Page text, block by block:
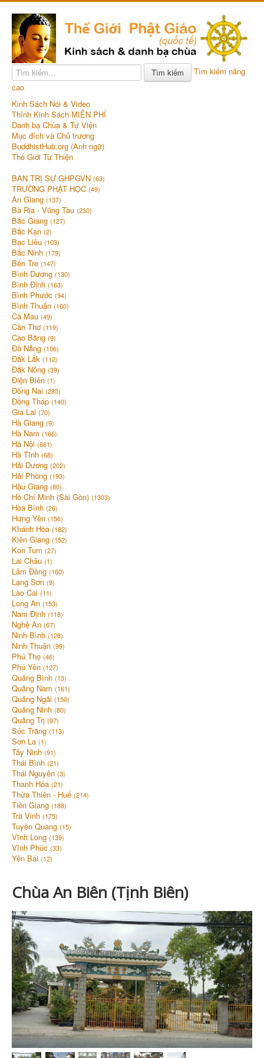
Tìm kiếm
Tìm kiếm nâng
cao
Kinh Sách Nói & Video
Thỉnh Kinh Sách MIỄN PHÍ
Danh bạ Chùa & Tự Viện
Mục đích và Chủ trương
BuddhistHub.org (Anh ngữ)
Thế Giới Từ Thiện
BAN TRỊ SỰ GHPGVN (63)
TRƯỜNG PHẬT HỌC (49)
An Giang (137)
Bà Rịa - Vũng Tàu (230)
Bắc Giang (127)
Bắc Kạn (2)
Bạc Liêu (103)
Bắc Ninh (179)
Bến Tre (147)
Bình Dương (130)
Bình Định (163)
Bình Phước (94)
Bình Thuận (160)
Cà Mau (49)
Cần Thơ(119)
Cao Bằng (9)
Đà Nẵng (106)
Đắk Lắk (112)
Đắk Nông (39)
Điện Biên (1)
Đồng Nai (285)
Đồng Tháp (140)
Gia Lai (70)
Hà Giang (9)
Hà Nam (166)
Hà Nội (661)
Hà Tĩnh (68)
Hải Dương (202)
Hải Phòng (193)
Hậu Giang (80)
Hồ Chí Minh (Sài Gòn) (1303)
Hòa Bình (26)
Hưng Yên (156)
Khánh Hòa (182)
Kiên Giang (152)
Kon Tum (27)
Lai Châu (1)
Lâm Đồng (160)
Lạng Sơn (9)
Lào Cai (11)
Long An (153)
Nam Định (118)
Nghệ An (67)
Ninh Bình (128)
Ninh Thuận (99)
Phú Thọ (46)
Phú Yên (127)
Quảng Bình (13)
Quảng Nam (161)
Quảng Ngãi (150)
Quảng Ninh (80)
Quảng Trị (97)
Sóc Trăng (113)
Sơn La (1)
Tây Ninh (91)
Thái Bình (21)
Thái Nguyên (3)
Thanh Hóa (21)
Thừa Thiên - Huế (214)
Tiền Giang (188)
Trà Vinh (175)
Tuyên Quang (15)
Vĩnh Long (139)
Vĩnh Phúc (33)
Yên Bái (12)
Chùa An Biên (Tịnh Biên)